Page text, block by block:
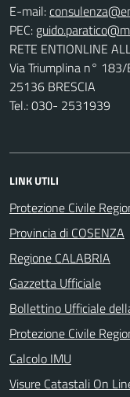
E-mail:
PEC:
RETE ENTIONLINE
Via Triumplina n° 183/
25136 BRESCIA
Tel.: 030- 2531939
LINK UTILI
Protezione Civile
Provincia di COSENZA
Regione CALABRIA
Gazzetta Ufficiale
Bollettino Ufficiale
Protezione Civile
Calcolo IMU
Visure Catastali On